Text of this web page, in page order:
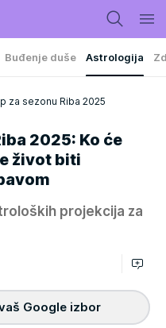
Buđenje duše Astrologija
za sezonu Riba 2025
2025: Ko će
život biti
projekcija za
Google izbor